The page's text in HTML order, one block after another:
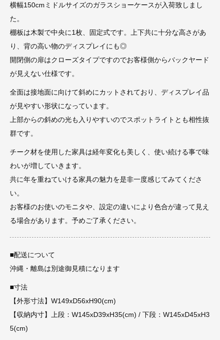
横幅150cmミドルサイズのガラスショーケースが入荷致しまし
た。
棚板は木製で中央に1枚、固定式です。上下共に十分な高さがあ
り、背の高い物のディスプレイにも◎
開閉側の扉はクローズタイプですのでお客様側からバックヤード
が見えない仕様です。
全面は接地面に向けて斜めにカットされており、ディスプレイ品
が見やすい形状になっています。
上部からの斜めの光も入りやすいのでスポットライトとも相性抜
群です。
チーク材を使用した家具は経年変化も美しく、使い続ける事で味
わいが増していきます。
共に年を重ねていける家具の魅力を是非一度感じてみてくださ
い。
お客様のお使いのモニタや、設定の違いにより色合が違って見え
る場合があります。予めご了承ください。
■配送について
沖縄・離島は別途御見積になります
■寸法
【外形寸法】W149xD56xH90(cm)
【収納内寸】上段：W145xD39xH35(cm) / 下段：W145xD45xH3
5(cm)